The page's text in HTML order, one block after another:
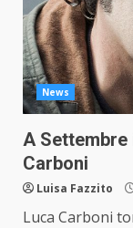
News
A Settembre
Carboni
Luisa Fazzito
Luca Carboni